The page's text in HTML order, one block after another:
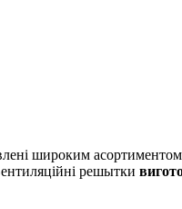
широким
решытки